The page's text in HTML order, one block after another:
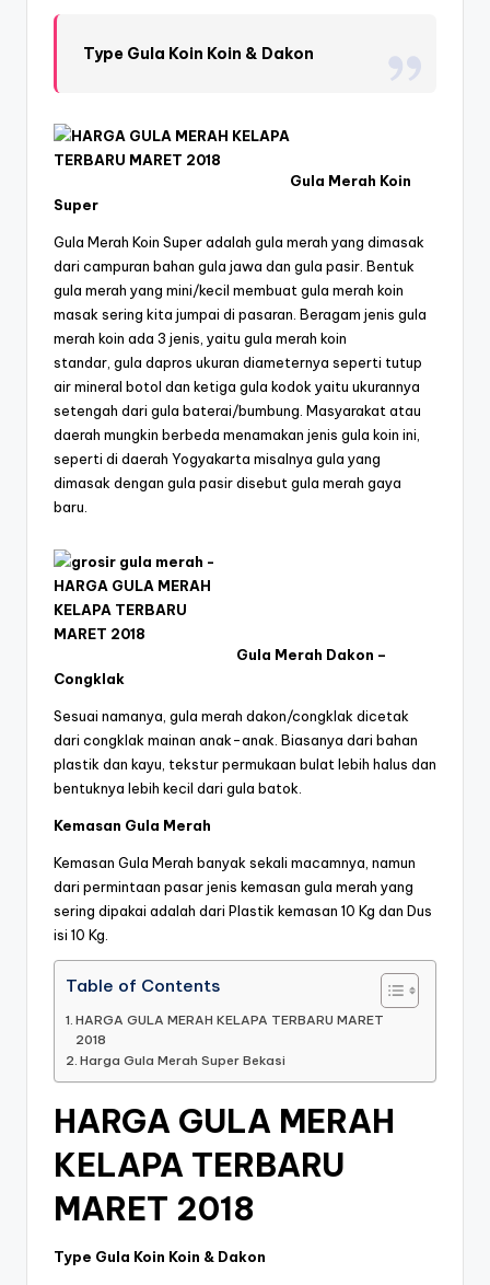
Type Gula Koin Koin & Dakon
Gula Merah Koin
Super
Gula Merah Koin Super adalah gula merah yang dimasak
dari campuran bahan gula jawa dan gula pasir. Bentuk
gula merah yang mini/kecil membuat gula merah koin
masak sering kita jumpai di pasaran. Beragam jenis gula
merah koin ada 3 jenis, yaitu gula merah koin
standar, gula dapros ukuran diameternya seperti tutup
air mineral botol dan ketiga gula kodok yaitu ukurannya
setengah dari gula baterai/bumbung. Masyarakat atau
daerah mungkin berbeda menamakan jenis gula koin ini,
seperti di daerah Yogyakarta misalnya gula yang
dimasak dengan gula pasir disebut gula merah gaya
baru.
Gula Merah Dakon –
Congklak
Sesuai namanya, gula merah dakon/congklak dicetak
dari congklak mainan anak-anak. Biasanya dari bahan
plastik dan kayu, tekstur permukaan bulat lebih halus dan
bentuknya lebih kecil dari gula batok.
Kemasan Gula Merah
Kemasan Gula Merah banyak sekali macamnya, namun
dari permintaan pasar jenis kemasan gula merah yang
sering dipakai adalah dari Plastik kemasan 10 Kg dan Dus
isi 10 Kg.
Table of Contents
HARGA GULA MERAH KELAPA TERBARU MARET
2018
Harga Gula Merah Super Bekasi
HARGA GULA MERAH
KELAPA TERBARU
MARET 2018
Type Gula Koin Koin & Dakon